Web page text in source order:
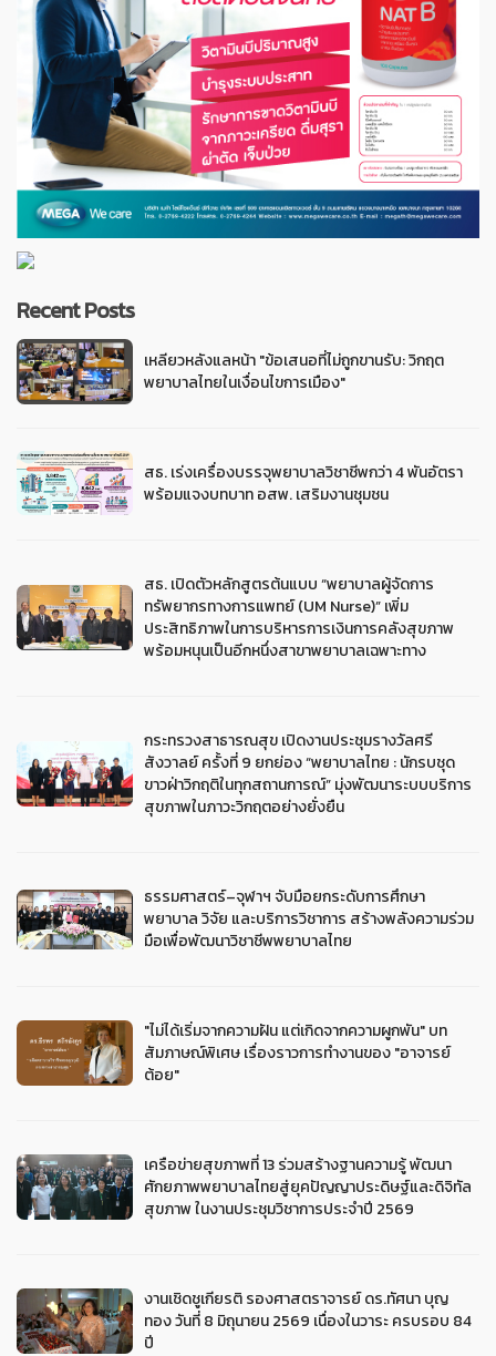
Recent Posts
เหลียวหลังแลหน้า "ข้อเสนอที่ไม่ถูกขานรับ: วิกฤต
พยาบาลไทยในเงื่อนไขการเมือง"
สธ. เร่งเครื่องบรรจุพยาบาลวิชาชีพกว่า 4 พันอัตรา
พร้อมแจงบทบาท อสพ. เสริมงานชุมชน
สธ. เปิดตัวหลักสูตรต้นแบบ “พยาบาลผู้จัดการ
ทรัพยากรทางการแพทย์ (UM Nurse)” เพิ่ม
ประสิทธิภาพในการบริหารการเงินการคลังสุขภาพ
พร้อมหนุนเป็นอีกหนึ่งสาขาพยาบาลเฉพาะทาง
กระทรวงสาธารณสุข เปิดงานประชุมรางวัลศรี
สังวาลย์ ครั้งที่ 9 ยกย่อง “พยาบาลไทย : นักรบชุด
ขาวฝ่าวิกฤติในทุกสถานการณ์” มุ่งพัฒนาระบบบริการ
สุขภาพในภาวะวิกฤตอย่างยั่งยืน
ธรรมศาสตร์–จุฬาฯ จับมือยกระดับการศึกษา
พยาบาล วิจัย และบริการวิชาการ สร้างพลังความร่วม
มือเพื่อพัฒนาวิชาชีพพยาบาลไทย
"ไม่ได้เริ่มจากความฝัน แต่เกิดจากความผูกพัน" บท
สัมภาษณ์พิเศษ เรื่องราวการทำงานของ "อาจารย์
ต้อย"
เครือข่ายสุขภาพที่ 13 ร่วมสร้างฐานความรู้ พัฒนา
ศักยภาพพยาบาลไทยสู่ยุคปัญญาประดิษฐ์และดิจิทัล
สุขภาพ ในงานประชุมวิชาการประจำปี 2569
งานเชิดชูเกียรติ รองศาสตราจารย์ ดร.ทัศนา บุญ
ทอง วันที่ 8 มิถุนายน 2569 เนื่องในวาระ ครบรอบ 84
ปี